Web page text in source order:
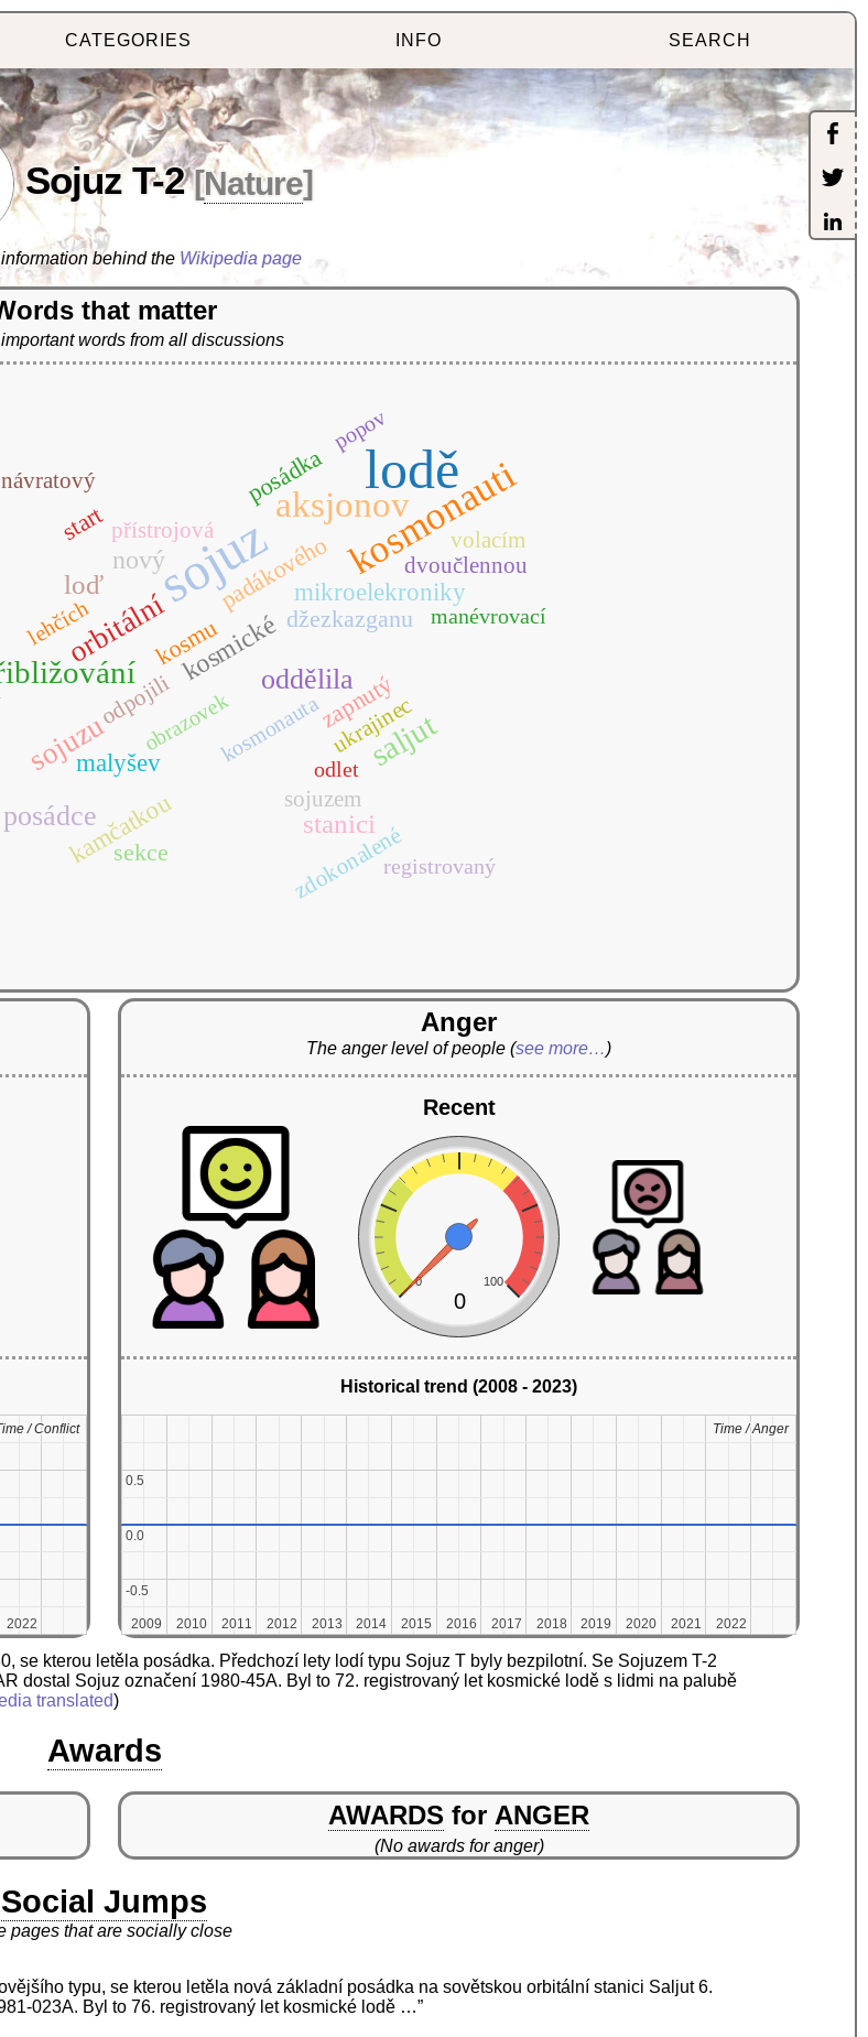
CATEGORIES INFO SEARCH
Sojuz T-2 [Nature]
behind the Wikipedia page
that matter
words from all discussions
lodě
sojuz kosmonauti
aksjonov
saljut
orbitální
sojuzu
oddělila
posádce
loď
stanici
kosmické
nový
kamčatkou
malyšev
mikroelekroniky
džezkazganu
kosmu
padákového
posádka
sekce
start
zapnutý
dvoučlennou
návratový
odpojili
přístrojová
sojuzem
ukrajinec
volacím
zdokonalené
kosmonauta
lehčích manévrovací
obrazovek
odlet
popov
registrovaný
2022
2022
/ Conflict
/ Conflict
Anger
The anger level of people(see more…)
Recent
0 100
0
Historical trend (2008 - 2023)
2009
2009 2010
2010 2011
2011 2012
2012 2013
2013 2014
2014 2015
2015 2016
2016 2017
2017 2018
2018 2019
2019 2020
2020 2021
2021 2022
2022
-0.5
-0.5
0.0
0.0
0.5
0.5
Time / Anger
Time / Anger
se kterou letěla posádka. Předchozí lety lodí typu Sojuz T byly bezpilotní. Se Sojuzem T-2
dostal Sojuz označení 1980-45A. Byl to 72. registrovaný let kosmické lodě s lidmi na palubě
translated)
Awards
AWARDS for ANGER
(No awards for anger)
Social Jumps
pages that are socially close
typu, se kterou letěla nová základní posádka na sovětskou orbitální stanici Saljut 6.
023A. Byl to 76. registrovaný let kosmické lodě …”